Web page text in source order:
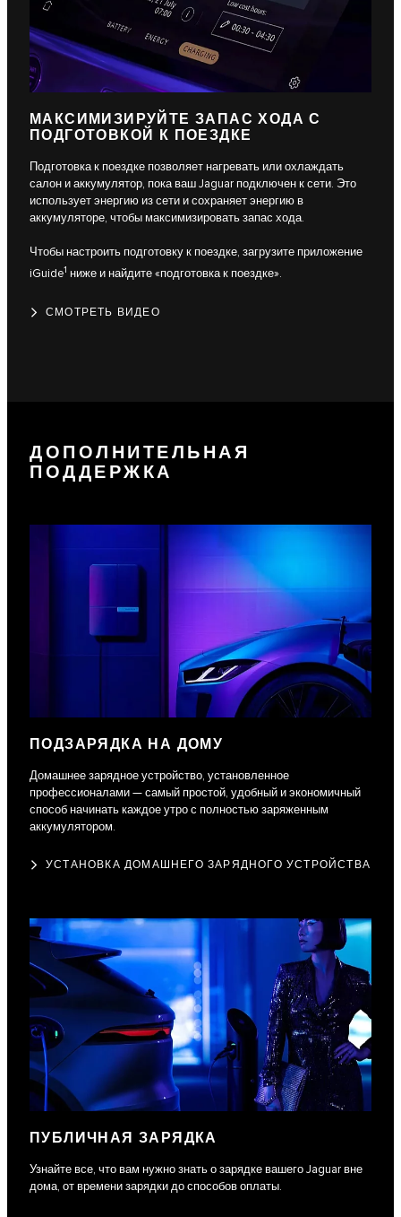
МАКСИМИЗИРУЙТЕ ЗАПАС ХОДА С
ПОДГОТОВКОЙ К ПОЕЗДКЕ
Подготовка к поездке позволяет нагревать или охлаждать
салон и аккумулятор, пока ваш Jaguar подключен к сети. Это
использует энергию из сети и сохраняет энергию в
аккумуляторе, чтобы максимизировать запас хода.
Чтобы настроить подготовку к поездке, загрузите приложение
iGuide1 ниже и найдите «подготовка к поездке».
СМОТРЕТЬ ВИДЕО
ДОПОЛНИТЕЛЬНАЯ
ПОДДЕРЖКА
ПОДЗАРЯДКА НА ДОМУ
Домашнее зарядное устройство, установленное
профессионалами — самый простой, удобный и экономичный
способ начинать каждое утро с полностью заряженным
аккумулятором.
УСТАНОВКА ДОМАШНЕГО ЗАРЯДНОГО УСТРОЙСТВА
ПУБЛИЧНАЯ ЗАРЯДКА
Узнайте все, что вам нужно знать о зарядке вашего Jaguar вне
дома, от времени зарядки до способов оплаты.